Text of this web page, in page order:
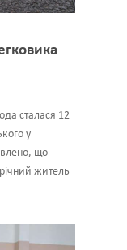
сталася 12
у
що
житель